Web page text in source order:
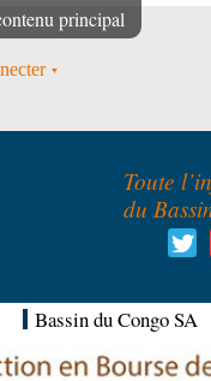
principal
Toute
du
Bassin du Congo SA